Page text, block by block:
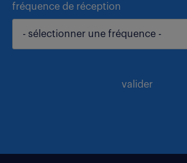
fréquence de réception
- sélectionner une fréquence -
valider